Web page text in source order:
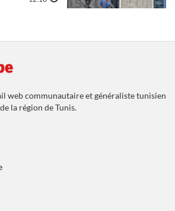
web communautaire et généraliste tunisien
la région de Tunis.